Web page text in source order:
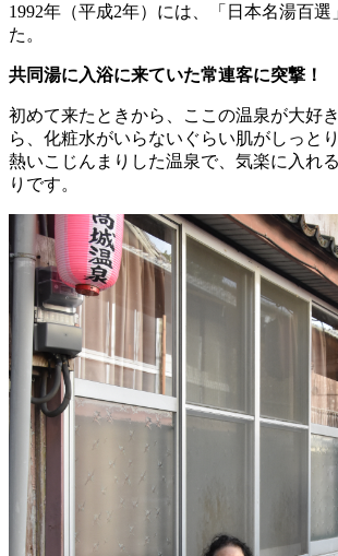
1992年（平成2年）には、「日本名湯百選
た。
共同湯に入浴に来ていた常連客に突撃！
初めて来たときから、ここの温泉が大好
ら、化粧水がいらないぐらい肌がしっと
熱いこじんまりした温泉で、気楽に入れ
りです。